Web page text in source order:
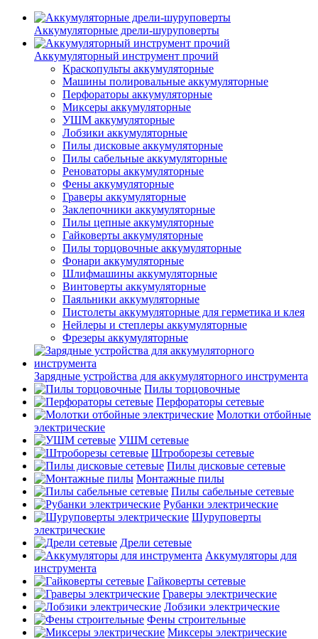
Аккумуляторные дрели-шуруповерты
Аккумуляторный инструмент прочий
Краскопульты аккумуляторные
Машины полировальные аккумуляторные
Перфораторы аккумуляторные
Миксеры аккумуляторные
УШМ аккумуляторные
Лобзики аккумуляторные
Пилы дисковые аккумуляторные
Пилы сабельные аккумуляторные
Реноваторы аккумуляторные
Фены аккумуляторные
Граверы аккумуляторные
Заклепочники аккумуляторные
Пилы цепные аккумуляторные
Гайковерты аккумуляторные
Пилы торцовочные аккумуляторные
Фонари аккумуляторные
Шлифмашины аккумуляторные
Винтоверты аккумуляторные
Паяльники аккумуляторные
Пистолеты аккумуляторные для герметика и клея
Нейлеры и степлеры аккумуляторные
Фрезеры аккумуляторные
Зарядные устройства для аккумуляторного инструмента
Пилы торцовочные
Перфораторы сетевые
Молотки отбойные
электрические
УШМ сетевые
Штроборезы сетевые
Пилы дисковые сетевые
Монтажные пилы
Пилы сабельные сетевые
Рубанки электрические
Шуруповерты
электрические
Дрели сетевые
Аккумуляторы для
инструмента
Гайковерты сетевые
Граверы электрические
Лобзики электрические
Фены строительные
Миксеры электрические